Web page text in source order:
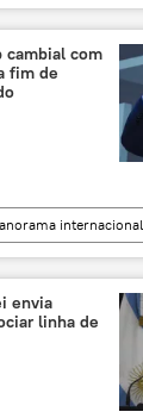
África do Sul
China
cambial com
fim de
internacional
Lula da Silva
China
Ásia
envia
linha de